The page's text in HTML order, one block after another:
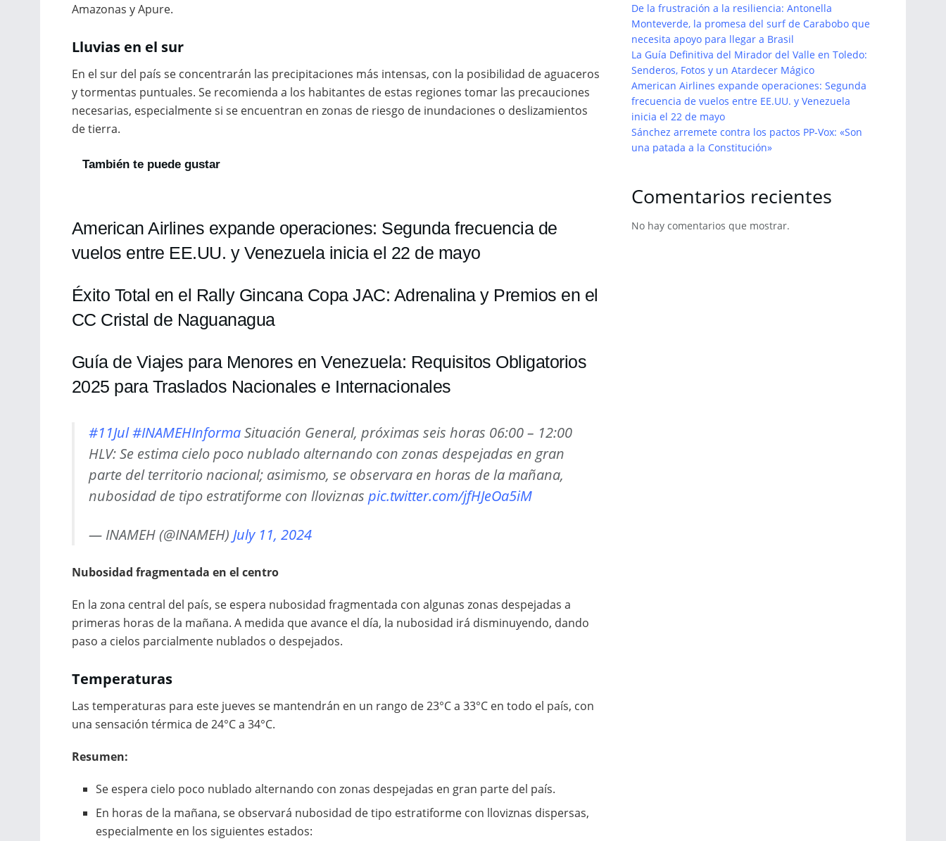
Amazonas y Apure.
Lluvias en el sur
En el sur del país se concentrarán las precipitaciones más intensas, con la posibilidad de aguaceros
y tormentas puntuales. Se recomienda a los habitantes de estas regiones tomar las precauciones
necesarias, especialmente si se encuentran en zonas de riesgo de inundaciones o deslizamientos
de tierra.
También te puede gustar
American Airlines expande operaciones: Segunda frecuencia de
vuelos entre EE.UU. y Venezuela inicia el 22 de mayo
Éxito Total en el Rally Gincana Copa JAC: Adrenalina y Premios en el
CC Cristal de Naguanagua
Guía de Viajes para Menores en Venezuela: Requisitos Obligatorios
2025 para Traslados Nacionales e Internacionales
#11Jul#INAMEHInformaSituación General, próximas seis horas 06:00 – 12:00
HLV: Se estima cielo poco nublado alternando con zonas despejadas en gran
parte del territorio nacional; asimismo, se observara en horas de la mañana,
nubosidad de tipo estratiforme con lloviznas pic.twitter.com/jfHJeOa5iM
— INAMEH (@INAMEH) July 11, 2024
Nubosidad fragmentada en el centro
En la zona central del país, se espera nubosidad fragmentada con algunas zonas despejadas a
primeras horas de la mañana. A medida que avance el día, la nubosidad irá disminuyendo, dando
paso a cielos parcialmente nublados o despejados.
Temperaturas
Las temperaturas para este jueves se mantendrán en un rango de 23°C a 33°C en todo el país, con
una sensación térmica de 24°C a 34°C.
Resumen:
Se espera cielo poco nublado alternando con zonas despejadas en gran parte del país.
En horas de la mañana, se observará nubosidad de tipo estratiforme con lloviznas dispersas,
especialmente en los siguientes estados:
De la frustración a la resiliencia: Antonella
Monteverde, la promesa del surf de Carabobo que
necesita apoyo para llegar a Brasil
La Guía Definitiva del Mirador del Valle en Toledo:
Senderos, Fotos y un Atardecer Mágico
American Airlines expande operaciones: Segunda
frecuencia de vuelos entre EE.UU. y Venezuela
inicia el 22 de mayo
Sánchez arremete contra los pactos PP-Vox: «Son
una patada a la Constitución»
Comentarios recientes
No hay comentarios que mostrar.